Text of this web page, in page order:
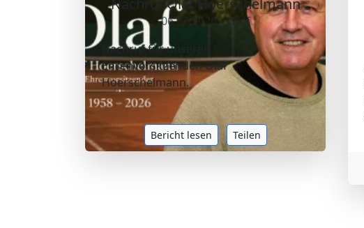
Nachruf Olaf Hoerschelmann
06.07.2026 - Wolf
Nachruf für unseren
Ehrenvorsitzenden Olaf
Hoerschelmann.
Bericht lesen Teilen